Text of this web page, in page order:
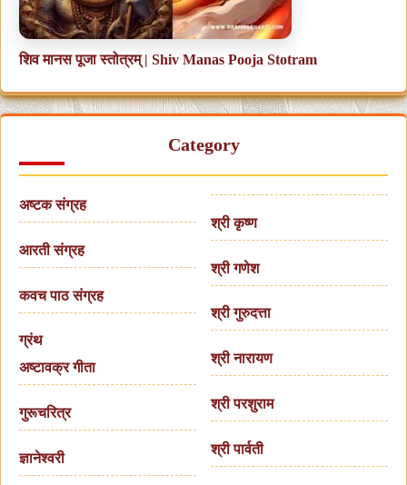
शिव मानस पूजा स्तोत्रम् | Shiv Manas Pooja Stotram
Category
अष्टक संग्रह
आरती संग्रह
कवच पाठ संग्रह
ग्रंथ
अष्टावक्र गीता
गुरूचरित्र
ज्ञानेश्वरी
श्री कृष्ण
श्री गणेश
श्री गुरुदत्ता
श्री नारायण
श्री परशुराम
श्री पार्वती